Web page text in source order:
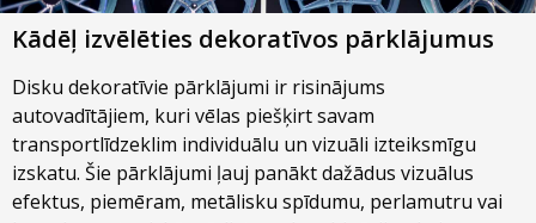
Kādēļ izvēlēties dekoratīvos pārklājumus
Disku dekoratīvie pārklājumi ir risinājums
autovadītājiem, kuri vēlas piešķirt savam
transportlīdzeklim individuālu un vizuāli izteiksmīgu
izskatu. Šie pārklājumi ļauj panākt dažādus vizuālus
efektus, piemēram, metālisku spīdumu, perlamutru vai